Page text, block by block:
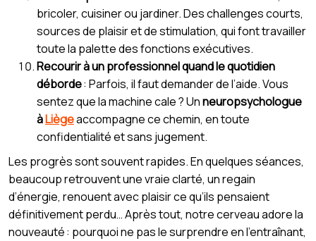
bricoler, cuisiner ou jardiner. Des challenges courts,
sources de plaisir et de stimulation, qui font travailler
toute la palette des fonctions exécutives.
Recourir à un professionnel quand le quotidien
déborde: Parfois, il faut demander de l’aide. Vous
sentez que la machine cale ? Unneuropsychologue
àLiègeaccompagne ce chemin, en toute
confidentialité et sans jugement.
Les progrès sont souvent rapides. En quelques séances,
beaucoup retrouvent une vraie clarté, un regain
d’énergie, renouent avec plaisir ce qu’ils pensaient
définitivement perdu… Après tout, notre cerveau adore la
nouveauté : pourquoi ne pas le surprendre en l’entraînant,